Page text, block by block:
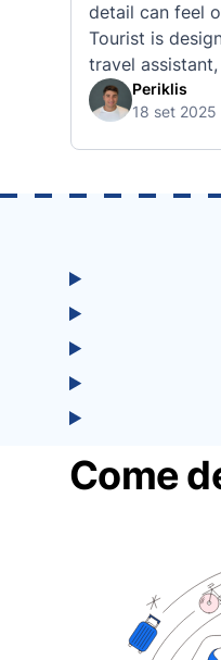
detail can feel
Tourist is
travel
smarter, and
Tourist App
trip planning
Periklis
18 set 2025
Come